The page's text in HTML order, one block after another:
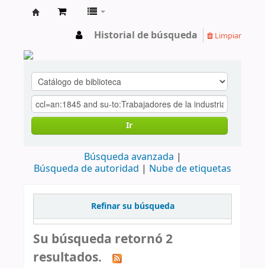
Historial de búsqueda Limpiar
Ir
Búsqueda avanzada
Búsqueda de autoridad
Nube de etiquetas
Refinar su búsqueda
Su búsqueda retornó 2
resultados.